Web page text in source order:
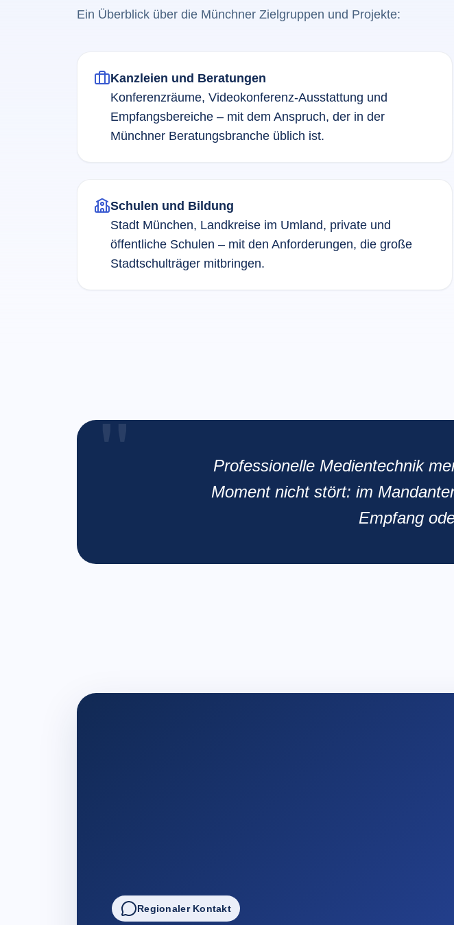
Ein Überblick über die Münchner Zielgruppen und Projekte:
Kanzleien und Beratungen
Konferenzräume, Videokonferenz-Ausstattung und
Empfangsbereiche – mit dem Anspruch, der in der
Münchner Beratungsbranche üblich ist.
Schulen und Bildung
Stadt München, Landkreise im Umland, private und
öffentliche Schulen – mit den Anforderungen, die große
Stadtschulträger mitbringen.
Professionelle Medientechnik
Moment nicht stört: im
Empfang
Regionaler Kontakt